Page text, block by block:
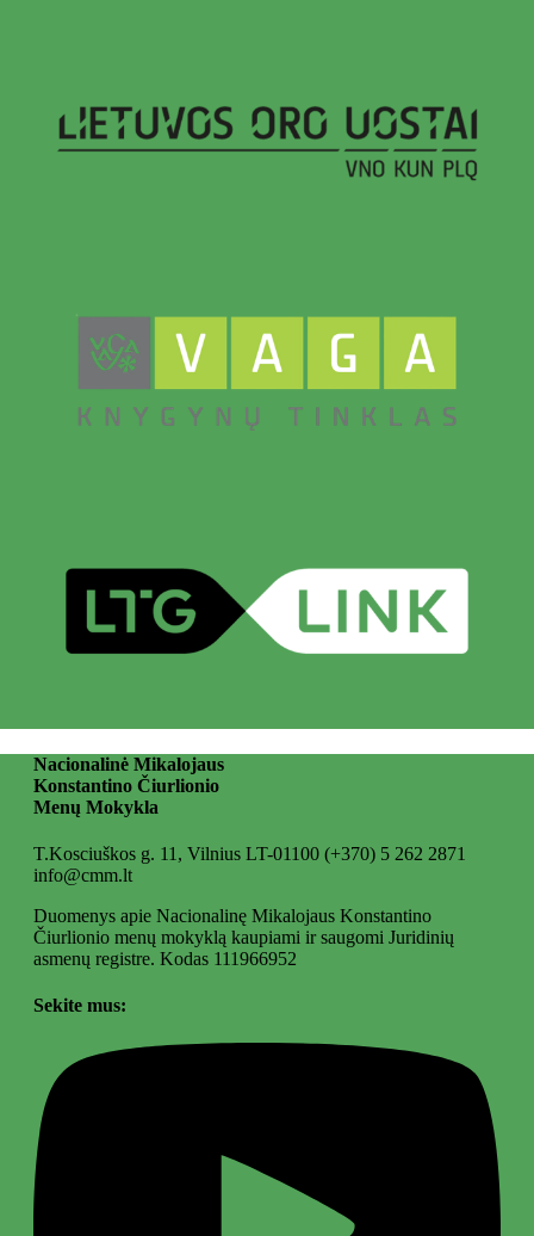
Nacionalinė Mikalojaus
Konstantino Čiurlionio
Menų Mokykla
T.Kosciuškos g. 11, Vilnius LT-01100 (+370) 5 262 2871
info@cmm.lt
Duomenys apie Nacionalinę Mikalojaus Konstantino
Čiurlionio menų mokyklą kaupiami ir saugomi Juridinių
asmenų registre. Kodas 111966952
Sekite mus: